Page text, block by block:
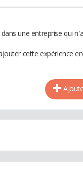
une entreprise qui
cette expérience